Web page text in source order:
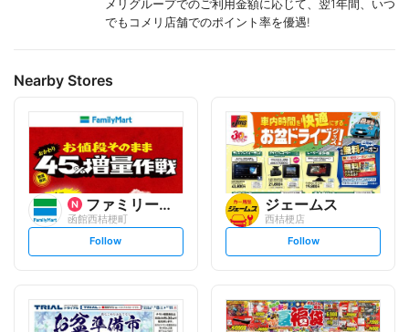
メリグループでのご利用金額に応じて、翌1年間、いつ
でもコメリ店舗でのポイント率を優遇!
Nearby Stores
ファミリーマート
函館西桔梗町
s
t
o
w
Follow
ジェームス
西桔梗店
s
t
l
o
w
Follow